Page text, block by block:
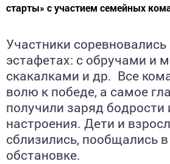
старты» с участием семейных
Участники
эстафетах: с обручами и
скакалками и др. Все
волю к победе, а самое
получили заряд бодрости
настроения. Дети и
сблизились, пообщались
обстановке.